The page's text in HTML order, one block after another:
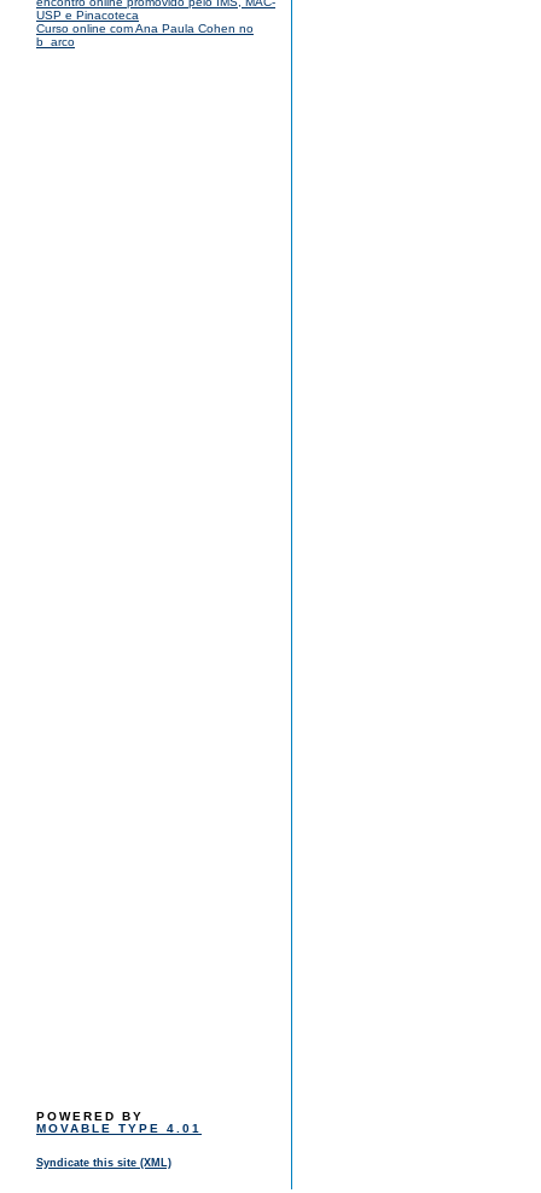
USP e Pinacoteca
Curso online com Ana Paula Cohen no
b_arco
POWERED BY
MOVABLE TYPE 4.01
Syndicate this site (XML)